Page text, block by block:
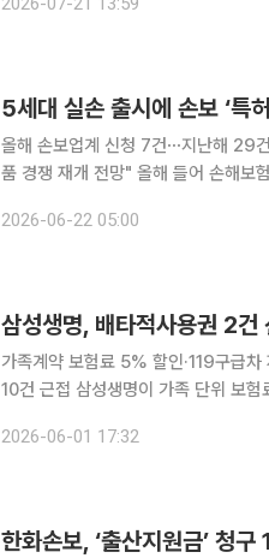
업계의 전략과 당국의 정책 기조가 맞
5세대 실손 출시에 손보 ‘특
올해 손보업계 신청 7건⋯지난해 29
품 경쟁 재개 전망" 올해 들어 손해보험업계의 신상품 ‘배타적사용권(상품 특허)’ 확보 경쟁이 주춤
대 실손의료보험 출시 준비로 대다수
2026-06-22 05:00
삼성생명, 배타적사용권 2
가족계약 보험료 5% 할인·119구급
10건 근접 삼성생명이 가족 단위 보험료 할인과 119구급차 재이송 보장을 앞세워 배타적사용권 획
운데, 제3보험과 건강보험 영역을 중
2026-06-01 17:32
한화손보, ‘출산지원금’ 청